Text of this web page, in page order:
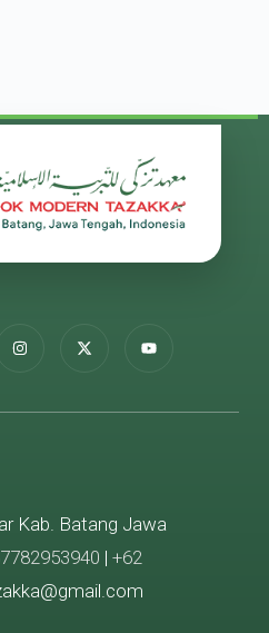
Kab. Batang Jawa
| +62